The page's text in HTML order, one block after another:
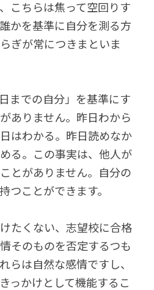
こちらは焦って空回りす
かを基準に自分を測る方
ぎが常につきまといま
までの自分」を基準にす
ありません。昨日わから
はわかる。昨日読めなか
る。この事実は、他人が
とがありません。自分の
つことができます。
たくない、志望校に合格
そのものを否定するつも
らは自然な感情ですし、
っかけとして機能するこ